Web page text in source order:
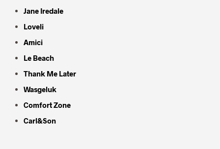
Jane Iredale
Loveli
Amici
Le Beach
Thank Me Later
Wasgeluk
Comfort Zone
Carl&Son